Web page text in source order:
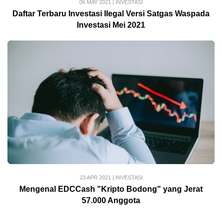
06 MAY 2021 | INVESTASI
Daftar Terbaru Investasi Ilegal Versi Satgas Waspada
Investasi Mei 2021
23 APR 2021 | INVESTASI
Mengenal EDCCash "Kripto Bodong" yang Jerat
57.000 Anggota